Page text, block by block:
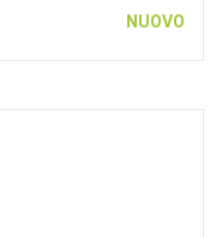
NUOVO